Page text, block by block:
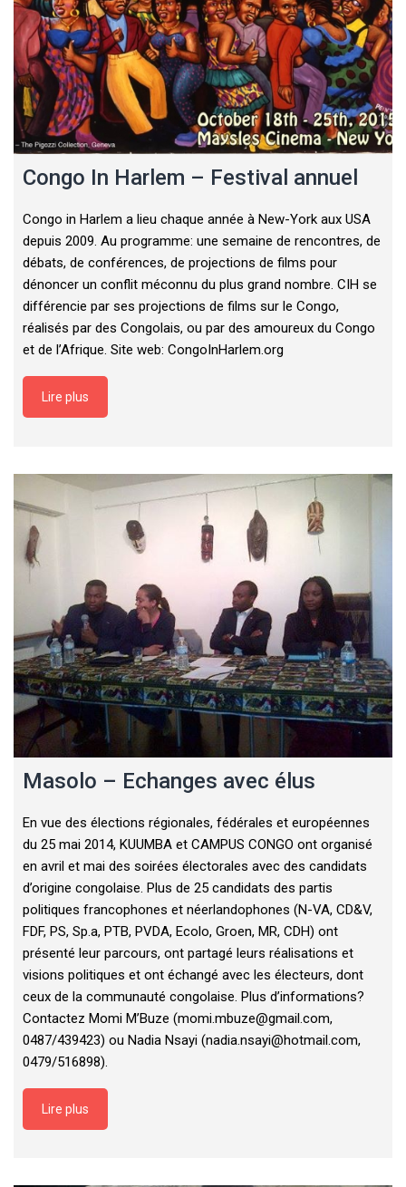
Congo In Harlem – Festival annuel
Congo in Harlem a lieu chaque année à New-York aux USA
depuis 2009. Au programme: une semaine de rencontres, de
débats, de conférences, de projections de films pour
dénoncer un conflit méconnu du plus grand nombre. CIH se
différencie par ses projections de films sur le Congo,
réalisés par des Congolais, ou par des amoureux du Congo
et de l’Afrique. Site web: CongoInHarlem.org
Lire plus
Masolo – Echanges avec élus
En vue des élections régionales, fédérales et européennes
du 25 mai 2014, KUUMBA et CAMPUS CONGO ont organisé
en avril et mai des soirées électorales avec des candidats
d’origine congolaise. Plus de 25 candidats des partis
politiques francophones et néerlandophones (N-VA, CD&V,
FDF, PS, Sp.a, PTB, PVDA, Ecolo, Groen, MR, CDH) ont
présenté leur parcours, ont partagé leurs réalisations et
visions politiques et ont échangé avec les électeurs, dont
ceux de la communauté congolaise. Plus d’informations?
Contactez Momi M’Buze (momi.mbuze@gmail.com,
0487/439423) ou Nadia Nsayi (nadia.nsayi@hotmail.com,
0479/516898).
Lire plus